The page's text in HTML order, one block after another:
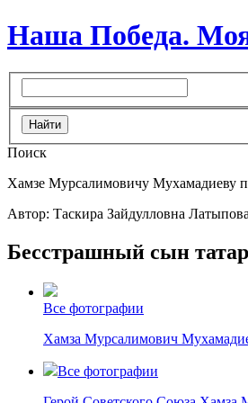
Наша Победа.
Поиск
Хамзе Мурсалимовичу Мухамадиеву
Автор: Таскира Зайдулловна Латыпова
Бесстрашный сын
Все фотографии
Хамза Мурсалимович
Все фотографии